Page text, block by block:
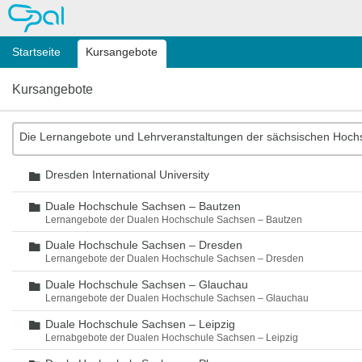
OPAL
Startseite Kursangebote
Kursangebote
Die Lernangebote und Lehrveranstaltungen der sächsischen
Ordner
Dresden International University
Ordner
Duale Hochschule Sachsen – Bautzen
Lernangebote der Dualen Hochschule Sachsen – Bautzen
Ordner
Duale Hochschule Sachsen – Dresden
Lernangebote der Dualen Hochschule Sachsen – Dresden
Ordner
Duale Hochschule Sachsen – Glauchau
Lernangebote der Dualen Hochschule Sachsen – Glauchau
Ordner
Duale Hochschule Sachsen – Leipzig
Lernabgebote der Dualen Hochschule Sachsen – Leipzig